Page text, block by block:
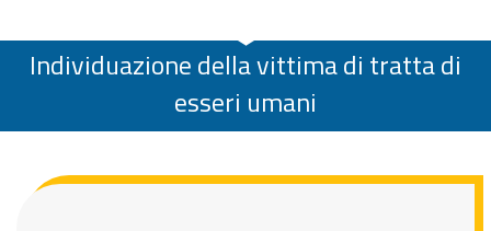
Individuazione della vittima di tratta di
esseri umani